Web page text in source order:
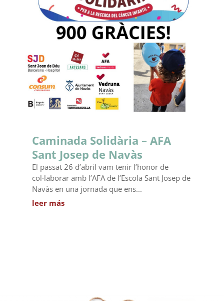
Caminada Solidària – AFA
Sant Josep de Navàs
El passat 26 d’abril vam tenir l’honor de
col·laborar amb l’AFA de l’Escola Sant Josep de
Navàs en una jornada que ens...
leer más